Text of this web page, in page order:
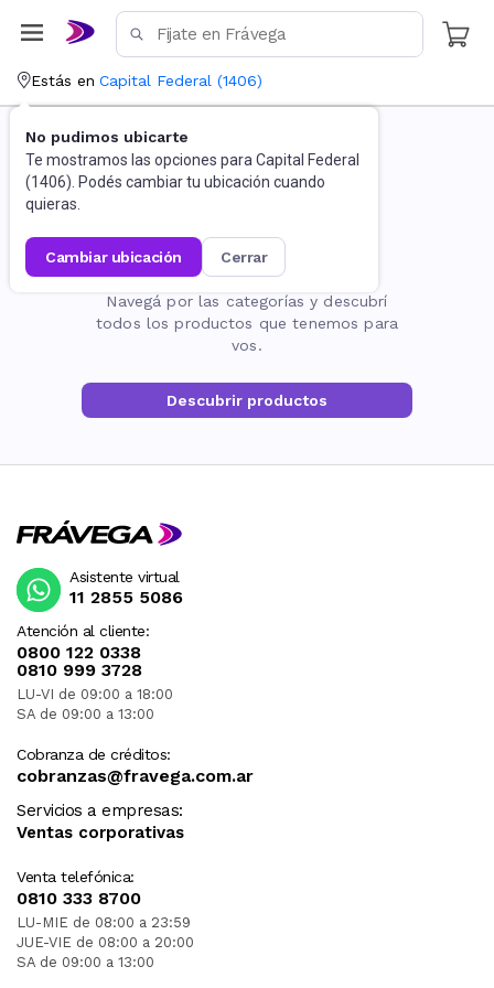
Estás en Capital Federal (1406)
No pudimos ubicarte
Te mostramos las opciones para Capital Federal
(1406). Podés cambiar tu ubicación cuando
quieras.
cambiar ubicación cerrar
La página no existe
Navegá por las categorías y descubrí
todos los productos que tenemos para
vos.
Descubrir productos
Atención al cliente:
0800 122 0338
0810 999 3728
LU-VI de 09:00 a 18:00
SA de 09:00 a 13:00
Cobranza de créditos:
cobranzas@fravega.com.ar
Servicios a empresas:
Ventas corporativas
Venta telefónica:
0810 333 8700
LU-MIE de 08:00 a 23:59
JUE-VIE de 08:00 a 20:00
SA de 09:00 a 13:00
Asistente virtual
11 2855 5086